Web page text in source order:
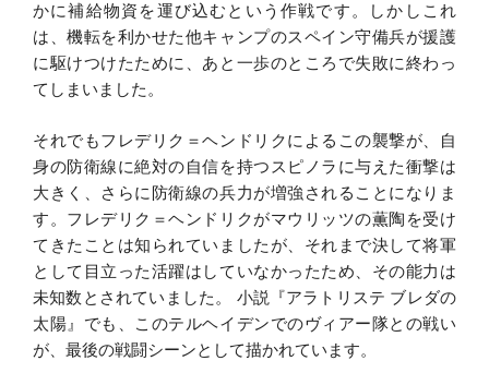
かに補給物資を運び込むという作戦です。しかしこれ
は、機転を利かせた他キャンプのスペイン守備兵が援護
に駆けつけたために、あと一歩のところで失敗に終わっ
てしまいました。
それでもフレデリク＝ヘンドリクによるこの襲撃が、自
身の防衛線に絶対の自信を持つスピノラに与えた衝撃は
大きく、さらに防衛線の兵力が増強されることになりま
す。フレデリク＝ヘンドリクがマウリッツの薫陶を受け
てきたことは知られていましたが、それまで決して将軍
として目立った活躍はしていなかったため、その能力は
未知数とされていました。 小説『アラトリステ ブレダの
太陽』でも、このテルヘイデンでのヴィアー隊との戦い
が、最後の戦闘シーンとして描かれています。